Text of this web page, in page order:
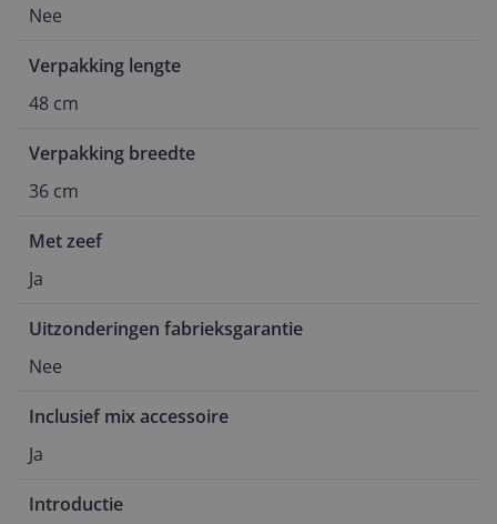
Nee
Verpakking lengte
48 cm
Verpakking breedte
36 cm
Met zeef
Ja
Uitzonderingen fabrieksgarantie
Nee
Inclusief mix accessoire
Ja
Introductie